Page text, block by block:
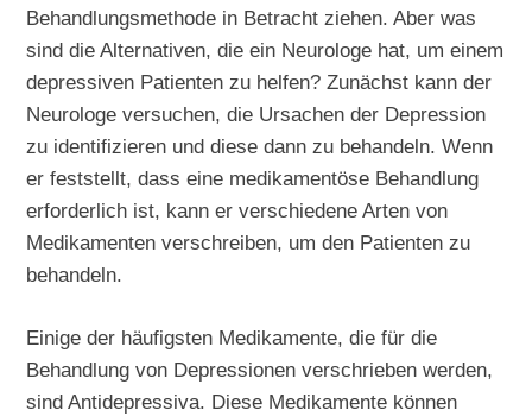
Behandlungsmethode in Betracht ziehen. Aber was
sind die Alternativen, die ein Neurologe hat, um einem
depressiven Patienten zu helfen? Zunächst kann der
Neurologe versuchen, die Ursachen der Depression
zu identifizieren und diese dann zu behandeln. Wenn
er feststellt, dass eine medikamentöse Behandlung
erforderlich ist, kann er verschiedene Arten von
Medikamenten verschreiben, um den Patienten zu
behandeln.
Einige der häufigsten Medikamente, die für die
Behandlung von Depressionen verschrieben werden,
sind Antidepressiva. Diese Medikamente können